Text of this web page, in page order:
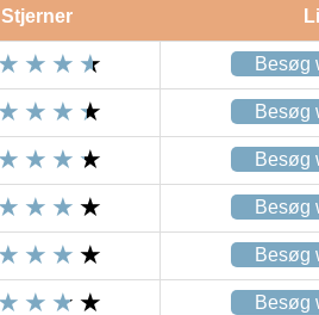
Stjerner
Besøg
Besøg
Besøg
Besøg
Besøg
Besøg